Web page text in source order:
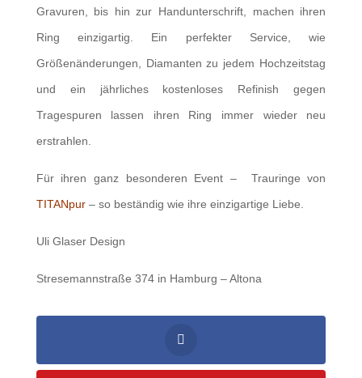
Gravuren, bis hin zur Handunterschrift, machen ihren
Ring einzigartig. Ein perfekter Service, wie
Größenänderungen, Diamanten zu jedem Hochzeitstag
und ein jährliches kostenloses Refinish gegen
Tragespuren lassen ihren Ring immer wieder neu
erstrahlen.
Für ihren ganz besonderen Event – Trauringe von
TITANpur– so beständig wie ihre einzigartige Liebe.
Uli Glaser Design
Stresemannstraße 374 in Hamburg – Altona